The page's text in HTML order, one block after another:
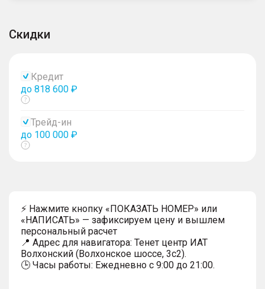
Скидки
Кредит
до 818 600 ₽
Показать
Трейд-ин
до 100 000 ₽
Показать
⚡ Нажмите кнопку «ПОКАЗАТЬ НОМЕР» или
«НАПИСАТЬ» — зафиксируем цену и вышлем
персональный расчет
📍 Адрес для навигатора: Тенет центр ИАТ
Волхонский (Волхонское шоссе, 3с2).
🕒 Часы работы: Ежедневно с 9:00 до 21:00.